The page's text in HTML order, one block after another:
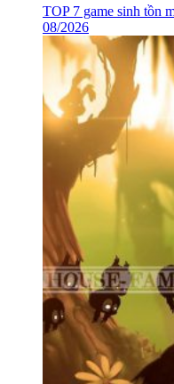
TOP 7 game sinh tồn
08/2026